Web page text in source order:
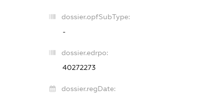
dossier.opfSubType:
-
dossier.edrpo:
40272273
dossier.regDate: